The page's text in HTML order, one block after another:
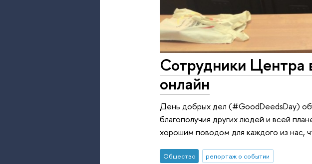
Сотрудники Центра
онлайн
День добрых дел (#GoodDeedsDay)
благополучия других людей и всей
хорошим поводом для каждого из нас,
Общество репортаж о событии